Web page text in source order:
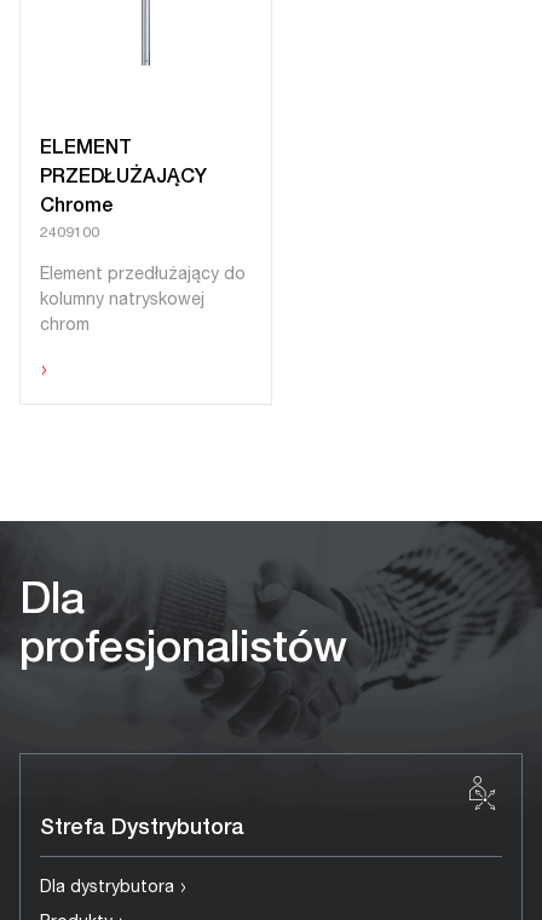
ELEMENT
PRZEDŁUŻAJĄCY
Chrome
2409100
Element przedłużający do
kolumny natryskowej
chrom
›
Dla
profesjonalistów
Strefa Dystrybutora
Dla dystrybutora ›